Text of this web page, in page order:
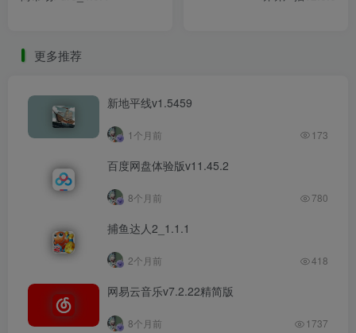
更多推荐
新地平线v1.5459
1个月前 173
百度网盘体验版v11.45.2
8个月前 780
捕鱼达人2_1.1.1
2个月前 418
网易云音乐v7.2.22精简版
8个月前 1737